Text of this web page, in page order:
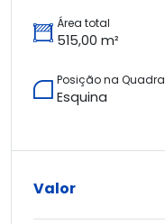
Área total
515,00 m²
Posição na Quadra
Esquina
Valor